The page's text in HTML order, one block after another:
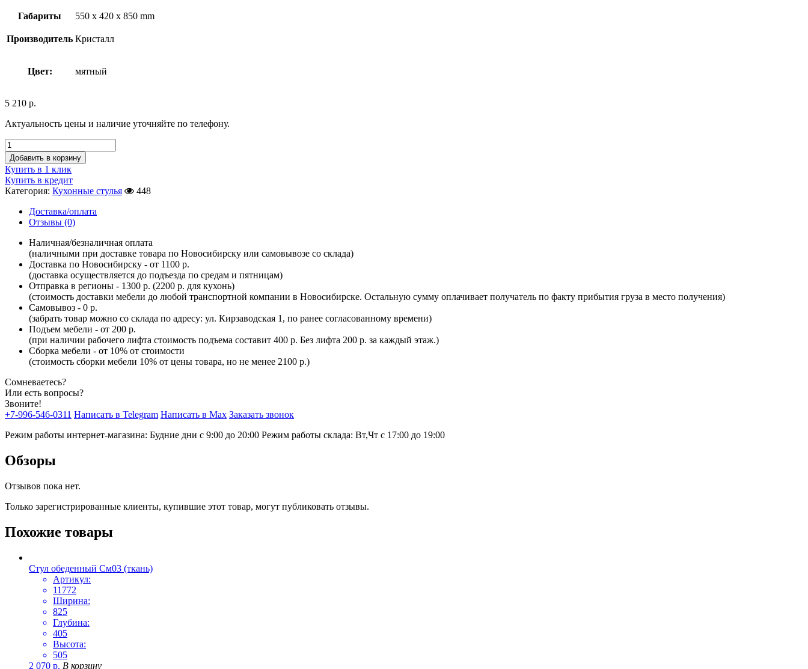
Габариты 550 x 420 x 850 mm
Производитель Кристалл
Цвет: мятный
5 210 р.
Актуальность цены и наличие уточняйте по телефону.
Добавить в корзину
Купить в 1 клик
Купить в кредит
Категория: Кухонные стулья
448
Доставка/оплата
Отзывы (0)
Наличная/безналичная оплата
(наличными при доставке товара по Новосибирску или самовывозе со склада)
Доставка по Новосибирску - от 1100 р.
(доставка осуществляется до подъезда по средам и пятницам)
Отправка в регионы - 1300 р. (2200 р. для кухонь)
(стоимость доставки мебели до любой транспортной компании в Новосибирске. Остальную сумму оплачивает получатель по факту прибытия груза в место получения)
Самовывоз - 0 р.
(забрать товар можно со склада по адресу: ул. Кирзаводская 1, по ранее согласованному времени)
Подъем мебели - от 200 р.
(при наличии рабочего лифта стоимость подъема составит 400 р. Без лифта 200 р. за каждый этаж.)
Сборка мебели - от 10% от стоимости
(стоимость сборки мебели 10% от цены товара, но не менее 2100 р.)
Сомневаетесь?
Или есть вопросы?
Звоните!
+7-996-546-0311 Написать в Telegram Написать в Max Заказать звонок
Режим работы интернет-магазина: Будние дни с 9:00 до 20:00 Режим работы склада: Вт,Чт с 17:00 до 19:00
Обзоры
Отзывов пока нет.
Только зарегистрированные клиенты, купившие этот товар, могут публиковать отзывы.
Похожие товары
Стул обеденный См03 (ткань)
Артикул:
11772
Ширина:
825
Глубина:
405
Высота:
505
2 070 р. В корзину